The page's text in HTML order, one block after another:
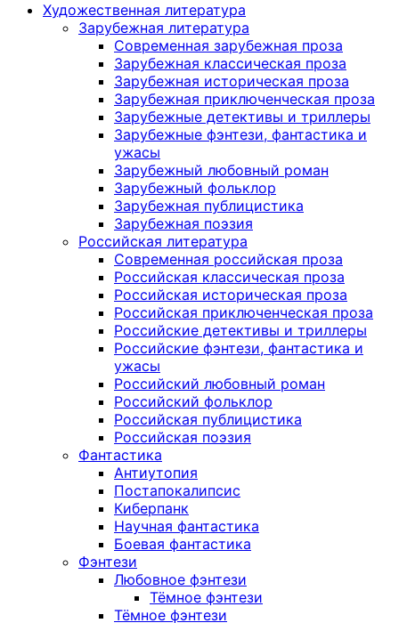
Художественная литература
Зарубежная литература
Современная зарубежная проза
Зарубежная классическая проза
Зарубежная историческая проза
Зарубежная приключенческая проза
Зарубежные детективы и триллеры
Зарубежные фэнтези, фантастика и
ужасы
Зарубежный любовный роман
Зарубежный фольклор
Зарубежная публицистика
Зарубежная поэзия
Российская литература
Современная российская проза
Российская классическая проза
Российская историческая проза
Российская приключенческая проза
Российские детективы и триллеры
Российские фэнтези, фантастика и
ужасы
Российский любовный роман
Российский фольклор
Российская публицистика
Российская поэзия
Фантастика
Антиутопия
Постапокалипсис
Киберпанк
Научная фантастика
Боевая фантастика
Фэнтези
Любовное фэнтези
Тёмное фэнтези
Тёмное фэнтези